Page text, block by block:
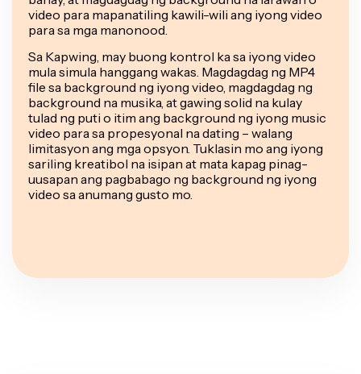
video para mapanatiling kawili-wili ang iyong video
para sa mga manonood.
Sa Kapwing, may buong kontrol ka sa iyong video
mula simula hanggang wakas. Magdagdag ng MP4
file sa background ng iyong video, magdagdag ng
background na musika, at gawing solid na kulay
tulad ng puti o itim ang background ng iyong music
video para sa propesyonal na dating – walang
limitasyon ang mga opsyon. Tuklasin mo ang iyong
sariling kreatibol na isipan at mata kapag pinag-
uusapan ang pagbabago ng background ng iyong
video sa anumang gusto mo.